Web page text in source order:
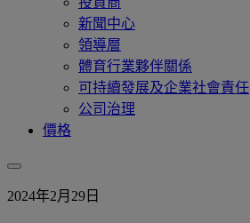
新聞中心
領導層
體育行業夥伴關係
可持續發展及企業社會責任
公司治理
價格
2024年2月29日